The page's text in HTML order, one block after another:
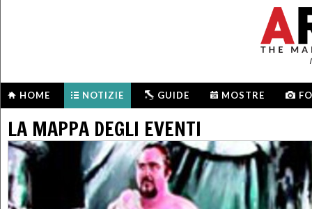
HOME NOTIZIE GUIDE MOSTRE
LA MAPPA DEGLI EVENTI